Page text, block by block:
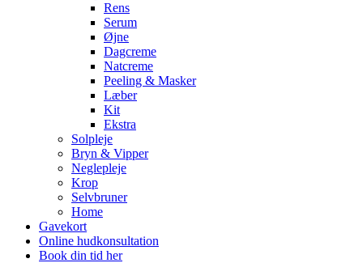
Rens
Serum
Øjne
Dagcreme
Natcreme
Peeling & Masker
Læber
Kit
Ekstra
Solpleje
Bryn & Vipper
Neglepleje
Krop
Selvbruner
Home
Gavekort
Online hudkonsultation
Book din tid her